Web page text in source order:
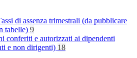
di assenza trimestrali (da pubblicare
tabelle) 9
conferiti e autorizzati ai dipendenti
e non dirigenti) 18